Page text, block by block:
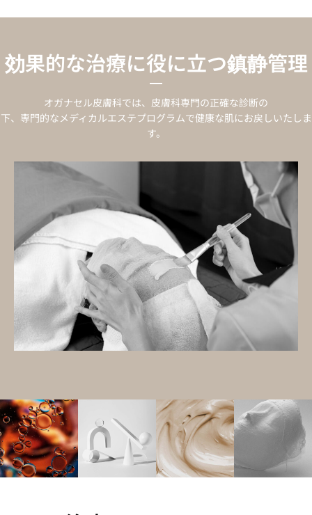
効果的な治療に役に立つ鎮静管理
オガナセル皮膚科では、皮膚科専門の正確な診断の
下、専門的なメディカルエステプログラムで健康な肌にお戻しいたしま
す。